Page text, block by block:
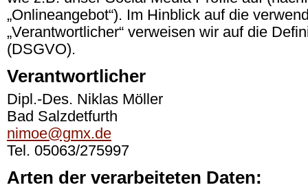
„Onlineangebot“). Im Hinblick auf die
„Verantwortlicher“ verweisen wir auf die
(DSGVO).
Verantwortlicher
Dipl.-Des. Niklas Möller
Bad Salzdetfurth
nimoe@gmx.de
Tel. 05063/275997
Arten der verarbeiteten Daten: